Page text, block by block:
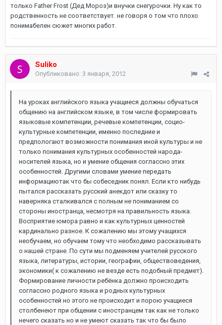
только Father Frost (Дед Мороз)и внучки снегурочки. Ну как то
родственность не соответствует. не говоря о том что плохо
понимабелен сюжет многих работ.
Suliko
Опубликовано: 3 января, 2012
На уроках английского языка учащиеся должны обучаться
общению на английском языке, в том числе формировать
языковые компетенции, речевые компетенции, социо-
культурные компетенции, именно последние и
предпологают возможности понимания иной культуры и не
только понимания культурных особенностей народа-
носителей языка, но и умение общения соглассно этих
особенностей. Другими словами умение передать
информациютак что бы собеседник понял. Если кто нибудь
пытался рассказать русский анекдот или сказку то
наверняка сталкивался с полным не пониманием со
стороны иностранца, несмотря на правильность языка.
Восприятие юмора равно и как культурных ценностей
кардинально разное. К сожалению мы этому учащихся
необучаем, но обучаем тому что необходимо рассказывать
о нашей стране. По сути мы подменяем учителей русского
языка, литературы, истории, географии, обществоведения,
экономики( к сожалению не везде есть подобный предмет).
Формирование личности ребёнка должно происходить
соглассно родного языка и родных культурных
особенностей но этого не происходит и порою учащиеся
столбенеют при общении с иностранцем так как не только
нечего сказать но и не умеют сказать так что бы было